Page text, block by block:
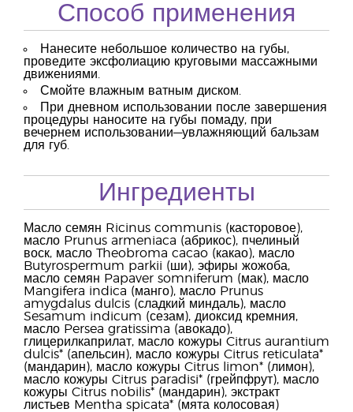
Способ применения
Нанесите небольшое количество на губы,
проведите эксфолиацию круговыми массажными
движениями.
Смойте влажным ватным диском.
При дневном использовании после завершения
процедуры наносите на губы помаду, при
вечернем использовании—увлажняющий бальзам
для губ.
Ингредиенты
Масло семян Ricinus communis (касторовое),
масло Prunus armeniaca (абрикос), пчелиный
воск, масло Theobroma cacao (какао), масло
Butyrospermum parkii (ши), эфиры жожоба,
масло семян Papaver somniferum (мак), масло
Mangifera indica (манго), масло Prunus
amygdalus dulcis (сладкий миндаль), масло
Sesamum indicum (сезам), диоксид кремния,
масло Persea gratissima (авокадо),
глицерилкаприлат, масло кожуры Citrus aurantium
dulcis* (апельсин), масло кожуры Citrus reticulata*
(мандарин), масло кожуры Citrus limon* (лимон),
масло кожуры Citrus paradisi* (грейпфрут), масло
кожуры Citrus nobilis* (мандарин), экстракт
листьев Mentha spicata* (мята колосовая)